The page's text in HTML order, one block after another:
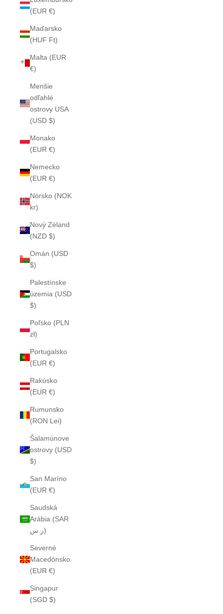
(EUR €)
Maďarsko
(HUF Ft)
Malta (EUR
€)
Menšie
odľahlé
ostrovy USA
(USD $)
Monako
(EUR €)
Nemecko
(EUR €)
Nórsko (NOK
kr)
Nový Zéland
(NZD $)
Omán (USD
$)
Palestínske
územia (USD
$)
Poľsko (PLN
zł)
Portugalsko
(EUR €)
Rakúsko
(EUR €)
Rumunsko
(RON Lei)
Šalamúnove
ostrovy (USD
$)
San Maríno
(EUR €)
Saudská
Arábia (SAR
ر.س)
Severné
Macedónsko
(EUR €)
Singapur
(SGD $)